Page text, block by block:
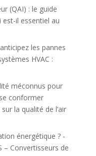
(QAI) : le guide
est-il essentiel au
les pannes
HVAC :
méconnus pour
conformer
la qualité de l’air
énergétique ? -
– Convertisseurs de